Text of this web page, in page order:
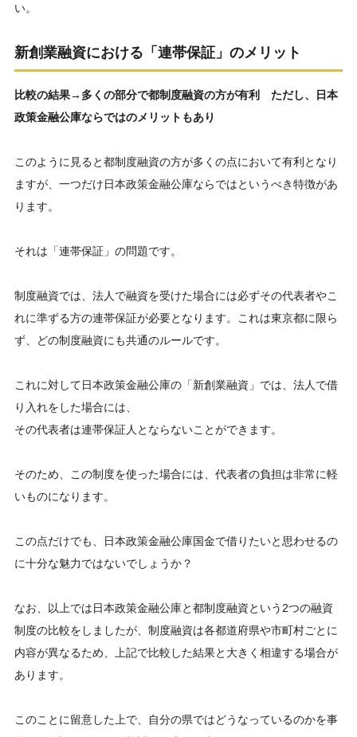
い。
新創業融資における「連帯保証」のメリット
比較の結果→多くの部分で都制度融資の方が有利 ただし、日本
政策金融公庫ならではのメリットもあり
このように見ると都制度融資の方が多くの点において有利となり
ますが、一つだけ日本政策金融公庫ならではというべき特徴があ
ります。
それは「連帯保証」の問題です。
制度融資では、法人で融資を受けた場合には必ずその代表者やこ
れに準ずる方の連帯保証が必要となります。これは東京都に限ら
ず、どの制度融資にも共通のルールです。
これに対して日本政策金融公庫の「新創業融資」では、法人で借
り入れをした場合には、
その代表者は連帯保証人とならないことができます。
そのため、この制度を使った場合には、代表者の負担は非常に軽
いものになります。
この点だけでも、日本政策金融公庫国金で借りたいと思わせるの
に十分な魅力ではないでしょうか？
なお、以上では日本政策金融公庫と都制度融資という2つの融資
制度の比較をしましたが、制度融資は各都道府県や市町村ごとに
内容が異なるため、上記で比較した結果と大きく相違する場合が
あります。
このことに留意した上で、自分の県ではどうなっているのかを事